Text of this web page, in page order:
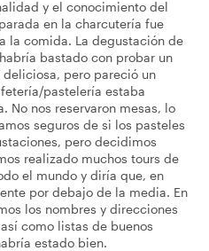
y el conocimiento del
en la charcutería fue
la comida. La degustación de
bastado con probar un
pero pareció un
pastelería estaba
No nos reservaron mesas, lo
seguros de si los pasteles
pero decidimos
realizado muchos tours de
el mundo y diría que, en
por debajo de la media. En
los nombres y direcciones
como listas de buenos
estado bien.